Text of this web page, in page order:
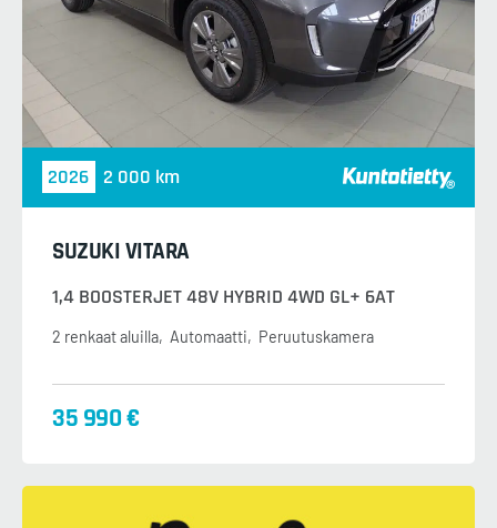
2026 2 000 km
SUZUKI VITARA
1,4 BOOSTERJET 48V HYBRID 4WD GL+ 6AT
2 renkaat aluilla Automaatti Peruutuskamera
35 990 €